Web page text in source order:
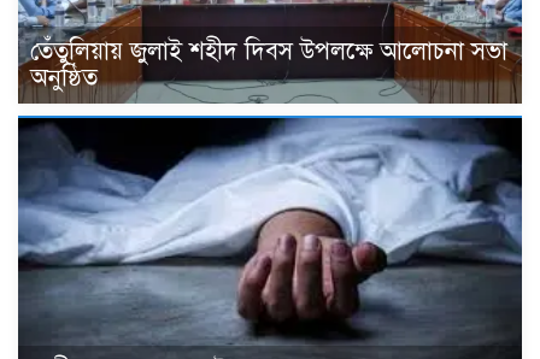
তেঁতুলিয়ায় জুলাই শহীদ দিবস উপলক্ষে আলোচনা সভা
অনুষ্ঠিত